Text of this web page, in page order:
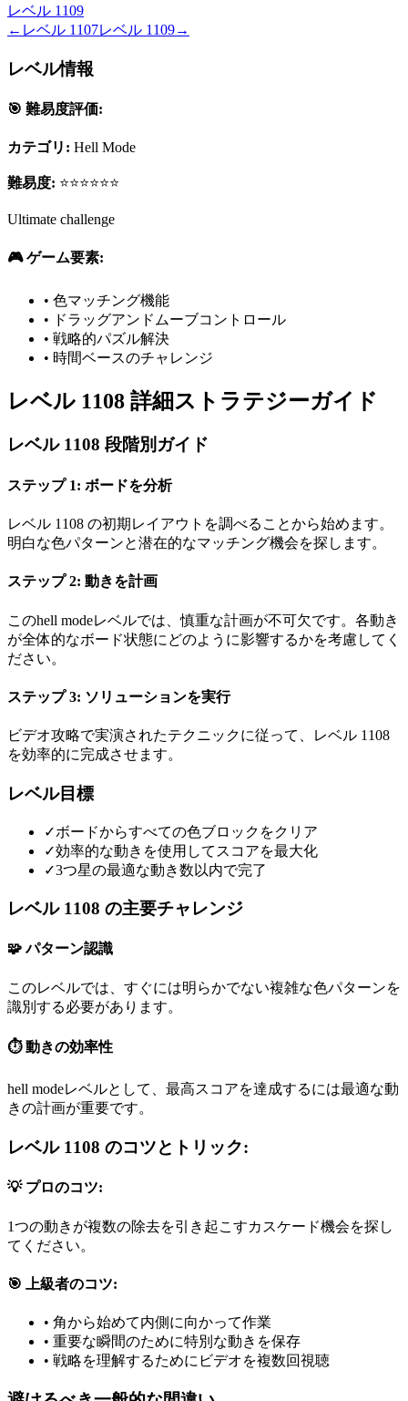
レベル 1109
← レベル 1107レベル 1109→
レベル情報
🎯 難易度評価:
カテゴリ: Hell Mode
難易度: ⭐⭐⭐⭐⭐⭐
Ultimate challenge
🎮 ゲーム要素:
• 色マッチング機能
• ドラッグアンドムーブコントロール
• 戦略的パズル解決
• 時間ベースのチャレンジ
レベル 1108 詳細ストラテジーガイド
レベル 1108 段階別ガイド
ステップ 1: ボードを分析
レベル 1108 の初期レイアウトを調べることから始めます。
明白な色パターンと潜在的なマッチング機会を探します。
ステップ 2: 動きを計画
このhell modeレベルでは、慎重な計画が不可欠です。各動き
が全体的なボード状態にどのように影響するかを考慮してく
ださい。
ステップ 3: ソリューションを実行
ビデオ攻略で実演されたテクニックに従って、レベル 1108
を効率的に完成させます。
レベル目標
✓ボードからすべての色ブロックをクリア
✓効率的な動きを使用してスコアを最大化
✓3つ星の最適な動き数以内で完了
レベル 1108 の主要チャレンジ
🧩 パターン認識
このレベルでは、すぐには明らかでない複雑な色パターンを
識別する必要があります。
⏱️ 動きの効率性
hell modeレベルとして、最高スコアを達成するには最適な動
きの計画が重要です。
レベル 1108 のコツとトリック:
💡 プロのコツ:
1つの動きが複数の除去を引き起こすカスケード機会を探し
てください。
🎯 上級者のコツ:
• 角から始めて内側に向かって作業
• 重要な瞬間のために特別な動きを保存
• 戦略を理解するためにビデオを複数回視聴